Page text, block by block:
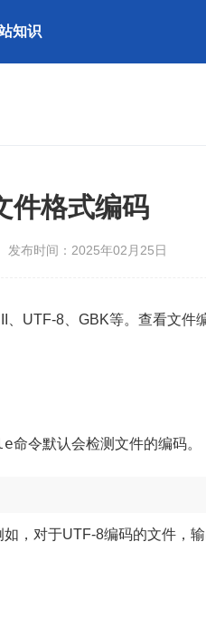
知识
件格式编码
发布时间：2025年02月25日
UTF-8、GBK等。查看文件
命令默认会检测文件的编码。
，对于UTF-8编码的文件，